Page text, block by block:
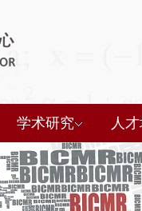
学术研究 人